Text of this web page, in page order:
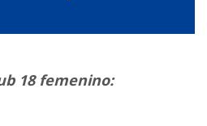
18 femenino: